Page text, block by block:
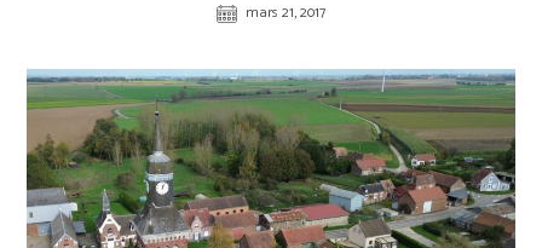
mars 21, 2017